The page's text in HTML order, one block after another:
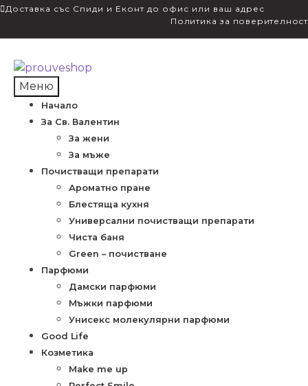
Доставка със Спиди и Еконт до офис или ваш адрес
Политика за поверителност
Skip
to
navigation
Skip
to
content
Меню
Начало
За Св. Валентин
За жени
За мъже
Почистващи препарати
Ароматно пране
Блестяща кухня
Универсални почистващи препарати
Чиста баня
Green – почистване
Парфюми
Дамски парфюми
Мъжки парфюми
Унисекс молекулярни парфюми
Good Life
Козметика
Make me up